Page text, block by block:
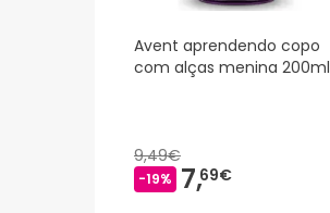
Avent aprendendo copo
com alças menina 200ml
9,49€
-19% 7,69€